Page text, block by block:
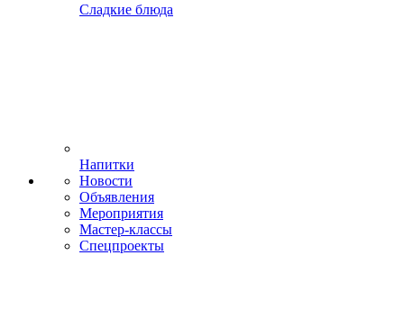
Сладкие блюда
Напитки
Новости
Объявления
Мероприятия
Мастер-классы
Спецпроекты